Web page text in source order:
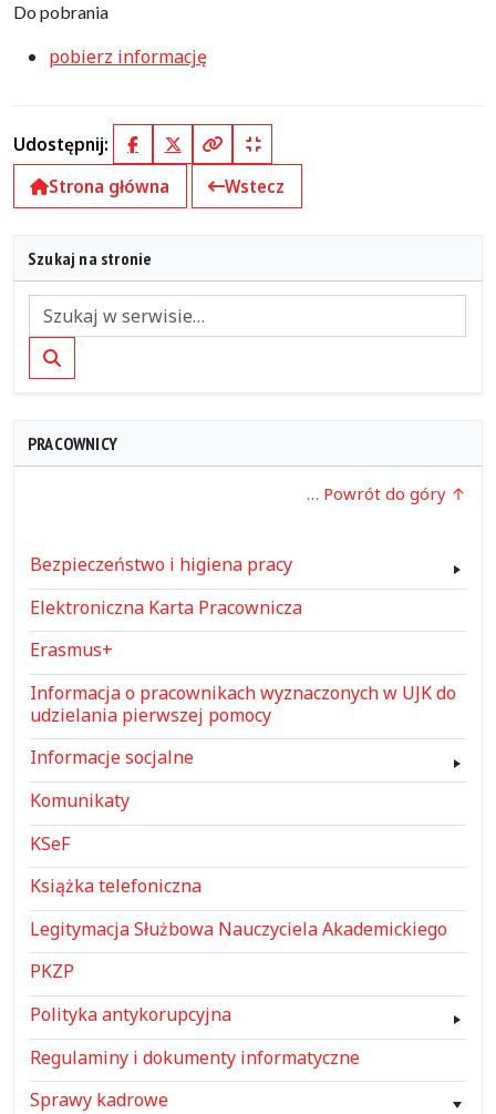
Do pobrania
pobierz informację
Udostępnij: FacebookX (Twitter)
Kopiuj pełny link
Kopiuj krótki link
Strona główna
Wstecz
Szukaj na stronie
Szukaj
PRACOWNICY
… Powrót do góry
Bezpieczeństwo i higiena pracy
Elektroniczna Karta Pracownicza
Erasmus+
Informacja o pracownikach wyznaczonych w UJK do
udzielania pierwszej pomocy
Informacje socjalne
Komunikaty
KSeF
Książka telefoniczna
Legitymacja Służbowa Nauczyciela Akademickiego
PKZP
Polityka antykorupcyjna
Regulaminy i dokumenty informatyczne
Sprawy kadrowe